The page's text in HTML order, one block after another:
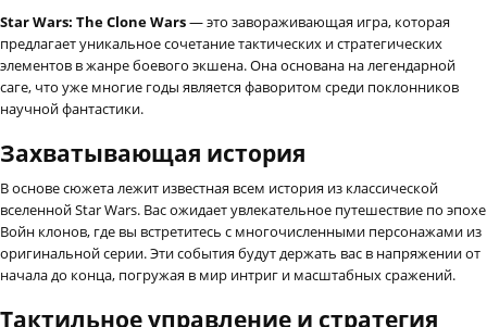
Star Wars: The Clone Wars— это завораживающая игра, которая
предлагает уникальное сочетание тактических и стратегических
элементов в жанре боевого экшена. Она основана на легендарной
саге, что уже многие годы является фаворитом среди поклонников
научной фантастики.
Захватывающая история
В основе сюжета лежит известная всем история из классической
вселенной Star Wars. Вас ожидает увлекательное путешествие по эпохе
Войн клонов, где вы встретитесь с многочисленными персонажами из
оригинальной серии. Эти события будут держать вас в напряжении от
начала до конца, погружая в мир интриг и масштабных сражений.
Тактильное управление и стратегия